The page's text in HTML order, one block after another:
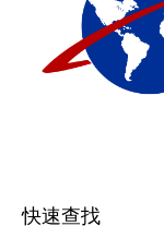
快速查找